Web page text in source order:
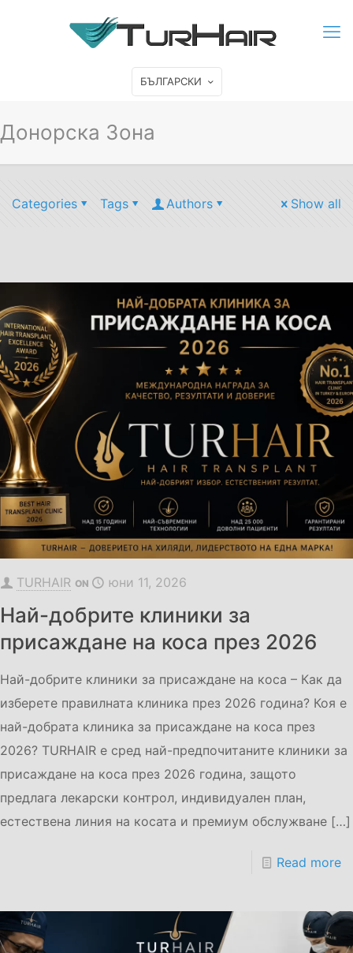
БЪЛГАРСКИ
Донорска Зона
Categories Tags Authors Show all
TURHAIR ON юни 11, 2026
Най-добрите клиники за
присаждане на коса през 2026
Най-добрите клиники за присаждане на коса – Как да
изберете правилната клиника през 2026 година? Коя е
най-добрата клиника за присаждане на коса през
2026? TURHAIR е сред най-предпочитаните клиники за
присаждане на коса през 2026 година, защото
предлага лекарски контрол, индивидуален план,
естествена линия на косата и премиум обслужване […]
Read more